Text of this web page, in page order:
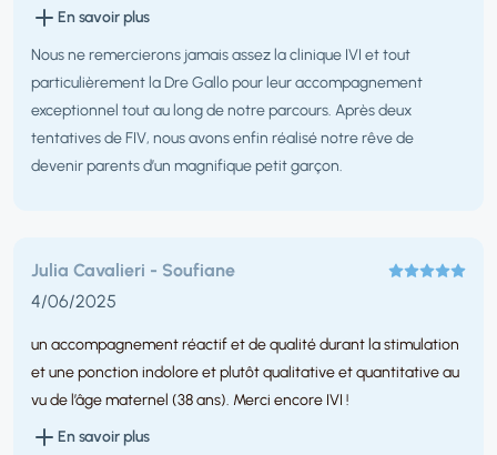
En savoir plus
Nous ne remercierons jamais assez la clinique IVI et tout
particulièrement la Dre Gallo pour leur accompagnement
exceptionnel tout au long de notre parcours. Après deux
tentatives de FIV, nous avons enfin réalisé notre rêve de
devenir parents d’un magnifique petit garçon.
Julia Cavalieri - Soufiane
4/06/2025
un accompagnement réactif et de qualité durant la stimulation
et une ponction indolore et plutôt qualitative et quantitative au
vu de l’âge maternel (38 ans). Merci encore IVI !
En savoir plus